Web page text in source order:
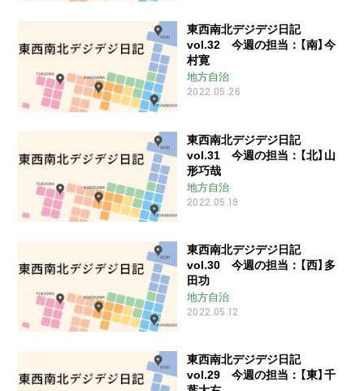
東西南北デジデジ日記
vol.32 今週の担当：【南】今
村寛
地方自治
2022.05.26
東西南北デジデジ日記
vol.31 今週の担当：【北】山
形巧哉
地方自治
2022.05.19
東西南北デジデジ日記
vol.30 今週の担当：【西】多
田功
地方自治
2022.05.12
東西南北デジデジ日記
vol.29 今週の担当：【東】千